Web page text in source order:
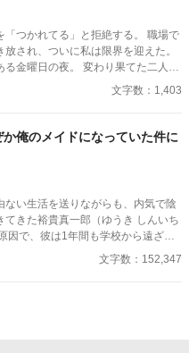
「つかれてる」と拒絶する。 職場で
され、ついに私は限界を迎えた。
金曜日の夜。 変わり果てた二人の
える。
文字数：1,403
俺のメイドになっていた件に
い生活を送りながらも、内気で陰
きた裕貴真一郎（ゆうき しんいち
因で、彼は1年間も学校から遠ざか
文字数：152,347